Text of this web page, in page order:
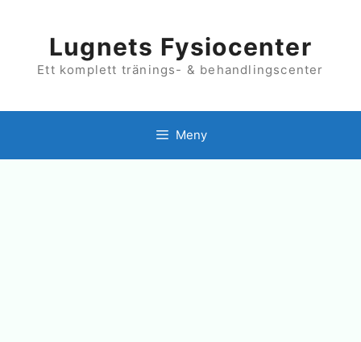
Lugnets Fysiocenter
Ett komplett tränings- & behandlingscenter
Meny